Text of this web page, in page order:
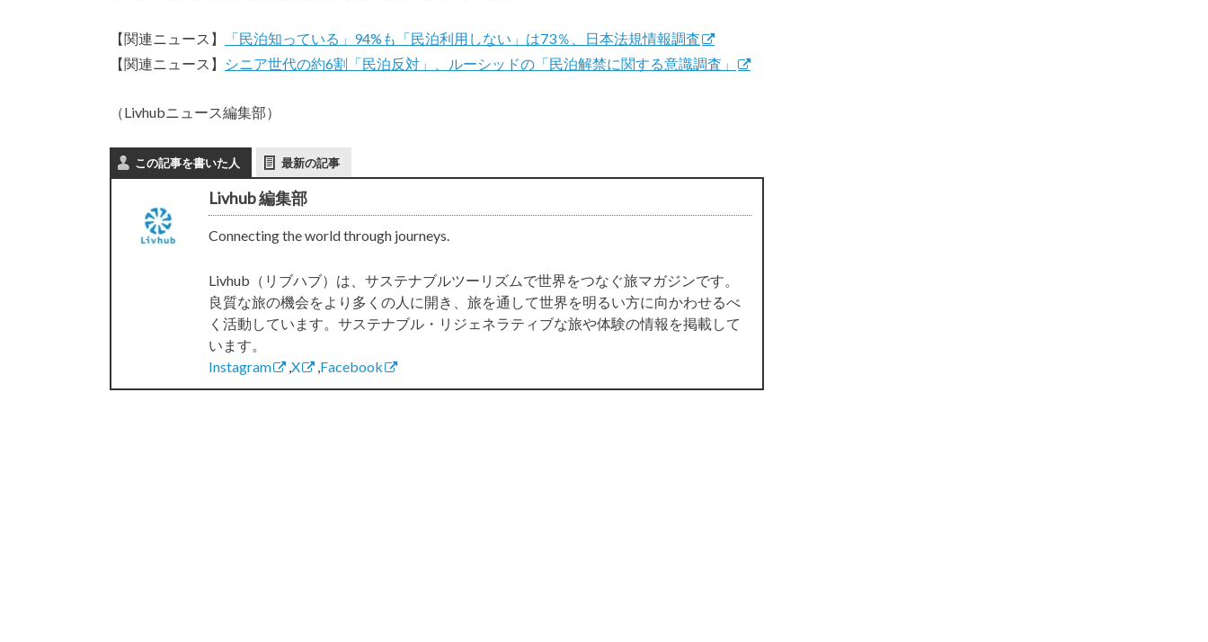
【関連ニュース】
「民泊知っている」94%も「民泊利用しない」は73％、日本法規情報調査
【関連ニュース】
シニア世代の約6割「民泊反対」、ルーシッドの「民泊解禁に関する意識調査」
（Livhubニュース編集部）
この記事を書いた人 最新の記事
Livhub 編集部
Connecting the world through journeys.
Livhub（リブハブ）は、サステナブルツーリズムで世界をつなぐ旅マガジンです。
良質な旅の機会をより多くの人に開き、旅を通して世界を明るい方に向かわせるべ
く活動しています。サステナブル・リジェネラティブな旅や体験の情報を掲載して
います。
Instagram
X Facebook